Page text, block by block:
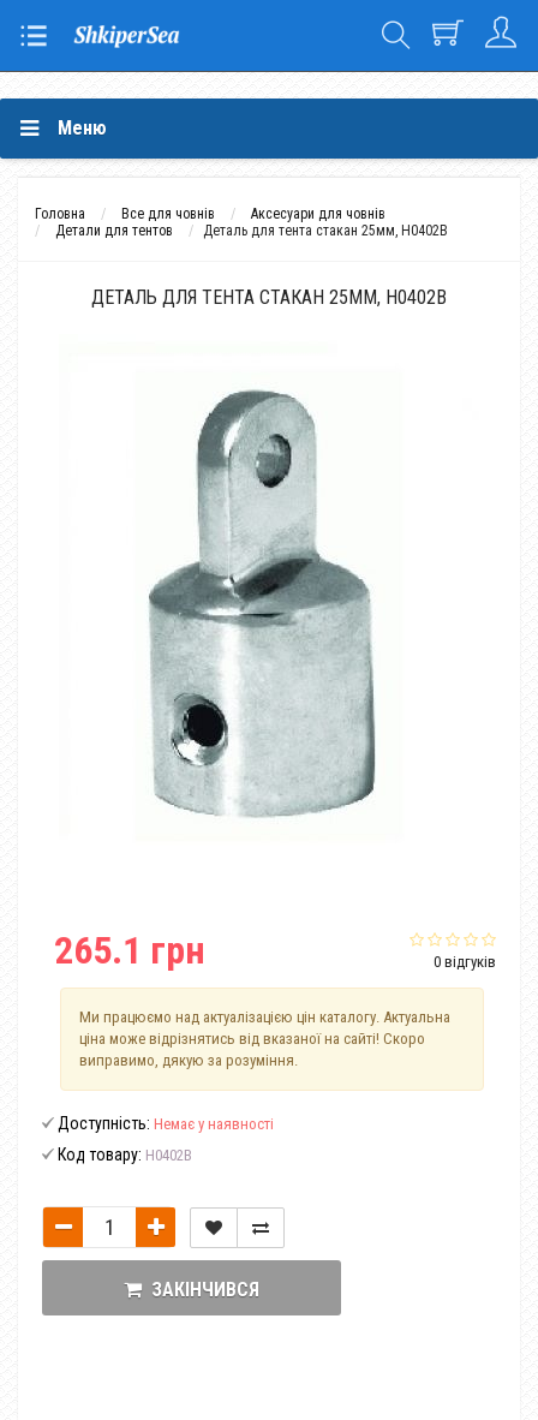
Меню
Головна Все для човнів
Аксесуари для човнів
Детали для тентов
Деталь для тента стакан 25мм, H0402B
ДЕТАЛЬ ДЛЯ ТЕНТА СТАКАН 25ММ, H0402B
0 відгуків
265.1 грн
Ми працюємо над актуалізацією цін каталогу. Актуальна
ціна може відрізнятись від вказаної на сайті! Скоро
виправимо, дякую за розуміння.
Доступність: Немає у наявності
Код товару: H0402B
ЗАКІНЧИВСЯ